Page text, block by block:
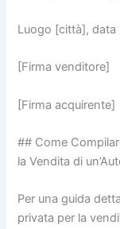
Luogo [città],
[Firma venditore]
[Firma acquirente]
## Come
la Vendita di
Per una guida
privata per la